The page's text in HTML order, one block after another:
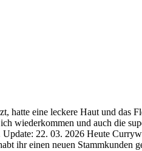
eine leckere Haut und das
wiederkommen und auch die
22. 03. 2026 Heute
ihr einen neuen Stammkunden